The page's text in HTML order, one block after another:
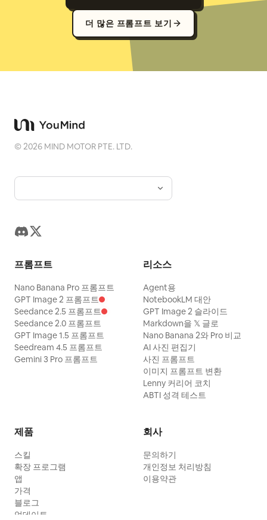
더 많은 프롬프트 보기
©2026 MIND MOTOR PTE. LTD.
프롬프트
Nano Banana Pro 프롬프트
GPT Image 2 프롬프트
Seedance 2.5 프롬프트
Seedance 2.0 프롬프트
GPT Image 1.5 프롬프트
Seedream 4.5 프롬프트
Gemini 3 Pro 프롬프트
리소스
Agent용
NotebookLM 대안
GPT Image 2 슬라이드
Markdown을 𝕏 글로
Nano Banana 2와 Pro 비교
AI 사진 편집기
사진 프롬프트
이미지 프롬프트 변환
Lenny 커리어 코치
ABTI 성격 테스트
제품
스킬
확장 프로그램
앱
가격
블로그
업데이트
회사
문의하기
개인정보 처리방침
이용약관